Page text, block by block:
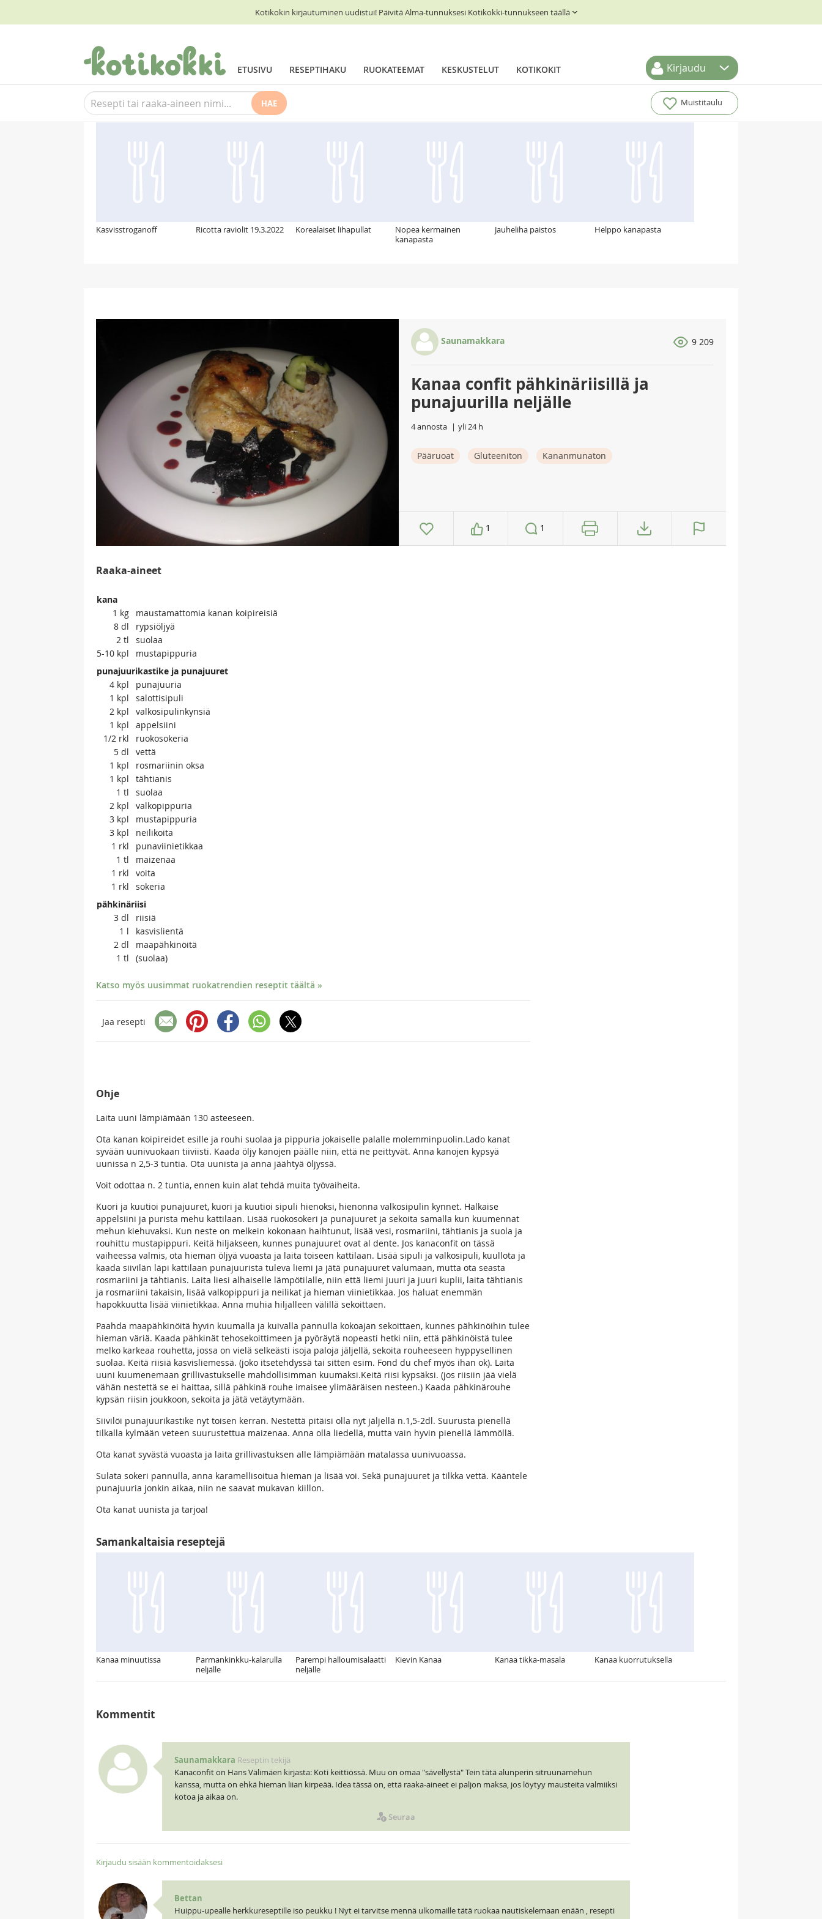
Kotikokin kirjautuminen uudistui! Päivitä Alma-tunnuksesi Kotikokki-tunnukseen täällä
ETUSIVU RESEPTIHAKU RUOKATEEMAT KESKUSTELUT KOTIKOKIT Kirjaudu
HAE Muistitaulu
Suosittelemme myös
Kasvisstroganoff Ricotta raviolit 19.3.2022 Korealaiset lihapullat
Nopea kermainen
kanapasta
Jauheliha paistos Helppo kanapasta
Saunamakkara 9 209
Kanaa confit pähkinäriisillä ja
punajuurilla neljälle
4 annosta yli 24 h
Pääruoat Gluteeniton Kananmunaton
1 1
Raaka-aineet
kana
1 kg
maustamattomia kanan koipireisiä
8 dl
rypsiöljyä
2 tl
suolaa
5-10 kpl
mustapippuria
punajuurikastike ja punajuuret
4 kpl
punajuuria
1 kpl
salottisipuli
2 kpl
valkosipulinkynsiä
1 kpl
appelsiini
1/2 rkl
ruokosokeria
5 dl
vettä
1 kpl
rosmariinin oksa
1 kpl
tähtianis
1 tl
suolaa
2 kpl
valkopippuria
3 kpl
mustapippuria
3 kpl
neilikoita
1 rkl
punaviinietikkaa
1 tl
maizenaa
1 rkl
voita
1 rkl
sokeria
pähkinäriisi
3 dl
riisiä
1 l
kasvislientä
2 dl
maapähkinöitä
1 tl (suolaa)
Katso myös uusimmat ruokatrendien reseptit täältä »
Jaa resepti
Ohje
Laita uuni lämpiämään 130 asteeseen.
Ota kanan koipireidet esille ja rouhi suolaa ja pippuria jokaiselle palalle molemminpuolin.Lado kanat
syvään uunivuokaan tiiviisti. Kaada öljy kanojen päälle niin, että ne peittyvät. Anna kanojen kypsyä
uunissa n 2,5-3 tuntia. Ota uunista ja anna jäähtyä öljyssä.
Voit odottaa n. 2 tuntia, ennen kuin alat tehdä muita työvaiheita.
Kuori ja kuutioi punajuuret, kuori ja kuutioi sipuli hienoksi, hienonna valkosipulin kynnet. Halkaise
appelsiini ja purista mehu kattilaan. Lisää ruokosokeri ja punajuuret ja sekoita samalla kun kuumennat
mehun kiehuvaksi. Kun neste on melkein kokonaan haihtunut, lisää vesi, rosmariini, tähtianis ja suola ja
rouhittu mustapippuri. Keitä hiljakseen, kunnes punajuuret ovat al dente. Jos kanaconfit on tässä
vaiheessa valmis, ota hieman öljyä vuoasta ja laita toiseen kattilaan. Lisää sipuli ja valkosipuli, kuullota ja
kaada siivilän läpi kattilaan punajuurista tuleva liemi ja jätä punajuuret valumaan, mutta ota seasta
rosmariini ja tähtianis. Laita liesi alhaiselle lämpötilalle, niin että liemi juuri ja juuri kuplii, laita tähtianis
ja rosmariini takaisin, lisää valkopippuri ja neilikat ja hieman viinietikkaa. Jos haluat enemmän
hapokkuutta lisää viinietikkaa. Anna muhia hiljalleen välillä sekoittaen.
Paahda maapähkinöitä hyvin kuumalla ja kuivalla pannulla kokoajan sekoittaen, kunnes pähkinöihin tulee
hieman väriä. Kaada pähkinät tehosekoittimeen ja pyöräytä nopeasti hetki niin, että pähkinöistä tulee
melko karkeaa rouhetta, jossa on vielä selkeästi isoja paloja jäljellä, sekoita rouheeseen hyppysellinen
suolaa. Keitä riisiä kasvisliemessä. (joko itsetehdyssä tai sitten esim. Fond du chef myös ihan ok). Laita
uuni kuumenemaan grillivastukselle mahdollisimman kuumaksi.Keitä riisi kypsäksi. (jos riisiin jää vielä
vähän nestettä se ei haittaa, sillä pähkinä rouhe imaisee ylimääräisen nesteen.) Kaada pähkinärouhe
kypsän riisin joukkoon, sekoita ja jätä vetäytymään.
Siivilöi punajuurikastike nyt toisen kerran. Nestettä pitäisi olla nyt jäljellä n.1,5-2dl. Suurusta pienellä
tilkalla kylmään veteen suurustettua maizenaa. Anna olla liedellä, mutta vain hyvin pienellä lämmöllä.
Ota kanat syvästä vuoasta ja laita grillivastuksen alle lämpiämään matalassa uunivuoassa.
Sulata sokeri pannulla, anna karamellisoitua hieman ja lisää voi. Sekä punajuuret ja tilkka vettä. Kääntele
punajuuria jonkin aikaa, niin ne saavat mukavan kiillon.
Ota kanat uunista ja tarjoa!
Samankaltaisia reseptejä
Kanaa minuutissa
Parmankinkku-kalarulla
neljälle
Parempi halloumisalaatti
neljälle
Kievin Kanaa Kanaa tikka-masala Kanaa kuorrutuksella
Kommentit
Saunamakkara Reseptin tekijä
Kanaconfit on Hans Välimäen kirjasta: Koti keittiössä. Muu on omaa "sävellystä" Tein tätä alunperin sitruunamehun
kanssa, mutta on ehkä hieman liian kirpeää. Idea tässä on, että raaka-aineet ei paljon maksa, jos löytyy mausteita valmiiksi
kotoa ja aikaa on.
Seuraa
Kirjaudu sisään kommentoidaksesi
Bettan
Huippu-upealle herkkureseptille iso peukku ! Nyt ei tarvitse mennä ulkomaille tätä ruokaa nautiskelemaan enään , resepti